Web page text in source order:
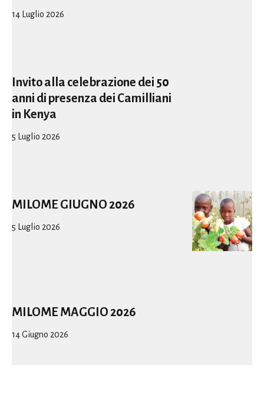
14 Luglio 2026
Invito alla celebrazione dei 50
anni di presenza dei Camilliani
in Kenya
5 Luglio 2026
MILOME GIUGNO 2026
5 Luglio 2026
MILOME MAGGIO 2026
14 Giugno 2026